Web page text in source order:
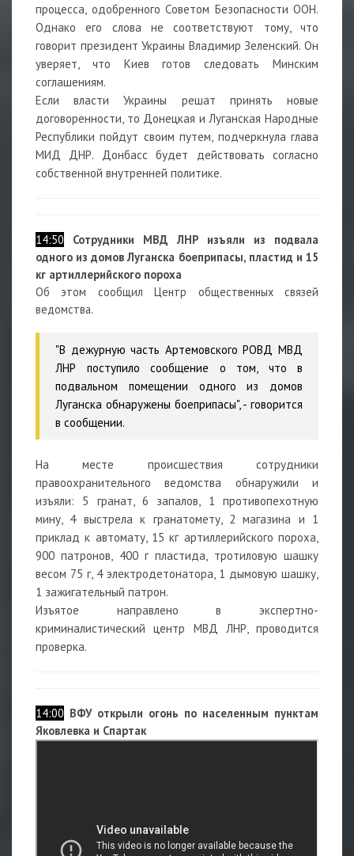
процесса, одобренного Советом Безопасности ООН.
Однако его слова не соответствуют тому, что
говорит президент Украины Владимир Зеленский. Он
уверяет, что Киев готов следовать Минским
соглашениям.
Если власти Украины решат принять новые
договоренности, то Донецкая и Луганская Народные
Республики пойдут своим путем, подчеркнула глава
МИД ДНР. Донбасс будет действовать согласно
собственной внутренней политике.
14:50
Сотрудники МВД ЛНР изъяли из подвала
одного из домов Луганска боеприпасы, пластид и 15
кг артиллерийского пороха
Об этом сообщил Центр общественных связей
ведомства.
"В дежурную часть Артемовского РОВД МВД
ЛНР поступило сообщение о том, что в
подвальном помещении одного из домов
Луганска обнаружены боеприпасы", - говорится
в сообщении.
На месте происшествия сотрудники
правоохранительного ведомства обнаружили и
изъяли: 5 гранат, 6 запалов, 1 противопехотную
мину, 4 выстрела к гранатомету, 2 магазина и 1
приклад к автомату, 15 кг артиллерийского пороха,
900 патронов, 400 г пластида, тротиловую шашку
весом 75 г, 4 электродетонатора, 1 дымовую шашку,
1 зажигательный патрон.
Изъятое направлено в экспертно-
криминалистический центр МВД ЛНР, проводится
проверка.
14:00 ВФУ открыли огонь по населенным пунктам
Яковлевка и Спартак